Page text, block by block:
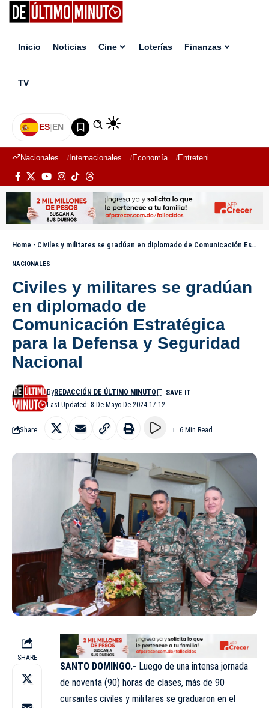
Inicio Noticias Cine Loterías Finanzas
TV
ES|EN
Nacionales Internacionales Economía Entretenimiento
Home - Civiles y militares se gradúan en diplomado de Comunicación Estratégica para la Defensa y Seguridad Nacional
NACIONALES
Civiles y militares se gradúan
en diplomado de
Comunicación Estratégica
para la Defensa y Seguridad
Nacional
Last Updated: 8 De Mayo De 2024 17:12
ByREDACCIÓN DE ÚLTIMO MINUTO
Share 6 Min Read
SHARE
SANTO DOMINGO.- Luego de una intensa jornada
de noventa (90) horas de clases, más de 90
cursantes civiles y militares se graduaron en el